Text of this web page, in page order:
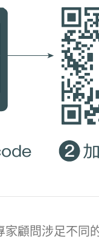
顧問涉足不同